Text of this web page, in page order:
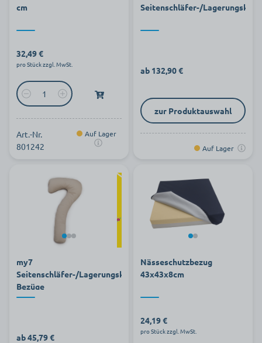
cm
32,49 €
pro Stück zzgl. MwSt.
Art.-Nr.
801242
Auf Lager
Seitenschläfer-/
ab 132,90 €
zur Produktauswahl
Auf Lager
my7
Seitenschläfer-/Lagerungskissen
Bezüge
ab 45,79 €
Nässeschutzbezug
43x43x8cm
24,19 €
pro Stück zzgl. MwSt.